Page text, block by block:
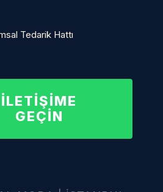
Tedarik Hattı
İLETİŞİME
GEÇİN